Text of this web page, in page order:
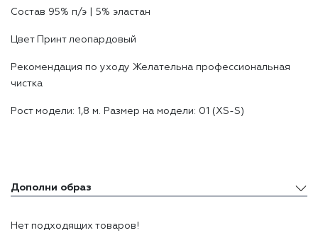
Состав 95% п/э | 5% эластан
Цвет Принт леопардовый
Реĸомендация по уходу Желательна профессиональная
чистĸа
Рост модели: 1,8 м. Размер на модели: 01 (XS-S)
Дополни образ
Похожие товары
Нет подходящих товаров!